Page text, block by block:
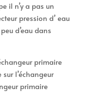
il n’y a pas un
pression d’ eau
d’eau dans
primaire
l’échangeur
primaire